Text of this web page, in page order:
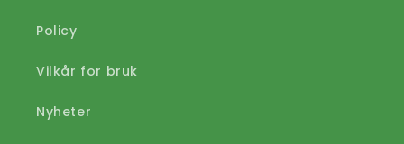
Policy
Vilkår for bruk
Nyheter